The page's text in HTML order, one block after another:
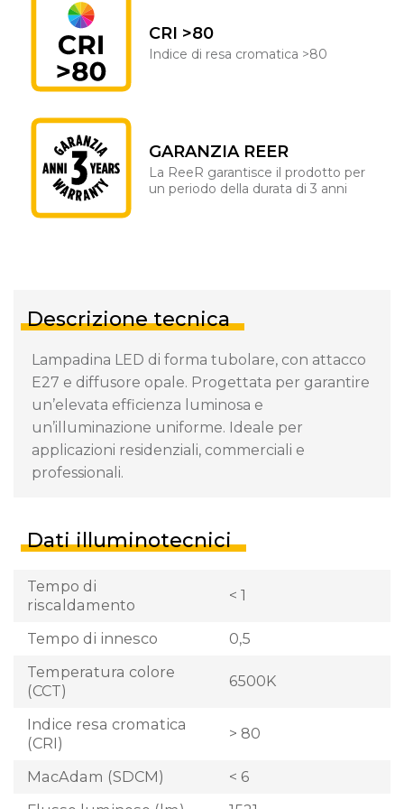
CRI >80
Indice di resa cromatica >80
GARANZIA REER
La ReeR garantisce il prodotto per
un periodo della durata di 3 anni
Descrizione tecnica
Lampadina LED di forma tubolare, con attacco
E27 e diffusore opale. Progettata per garantire
un’elevata efficienza luminosa e
un’illuminazione uniforme. Ideale per
applicazioni residenziali, commerciali e
professionali.
Dati illuminotecnici
Tempo di
riscaldamento
< 1
Tempo di innesco
0,5
Temperatura colore
(CCT)
6500K
Indice resa cromatica
(CRI)
> 80
MacAdam (SDCM)
< 6